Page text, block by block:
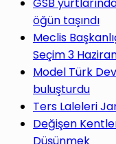
GSB
öğün taşındı
Meclis
Seçim 3
Model Türk
buluşturdu
Ters Laleleri
Değişen